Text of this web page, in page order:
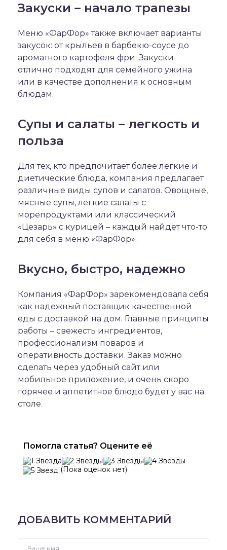
Закуски – начало трапезы
Меню «ФарФор» также включает варианты
закусок: от крыльев в барбекю-соусе до
ароматного картофеля фри. Закуски
отлично подходят для семейного ужина
или в качестве дополнения к основным
блюдам.
Супы и салаты – легкость и
польза
Для тех, кто предпочитает более легкие и
диетические блюда, компания предлагает
различные виды супов и салатов. Овощные,
мясные супы, легкие салаты с
морепродуктами или классический
«Цезарь» с курицей – каждый найдет что-то
для себя в меню «ФарФор».
Вкусно, быстро, надежно
Компания «ФарФор» зарекомендовала себя
как надежный поставщик качественной
еды с доставкой на дом. Главные принципы
работы – свежесть ингредиентов,
профессионализм поваров и
оперативность доставки. Заказ можно
сделать через удобный сайт или
мобильное приложение, и очень скоро
горячее и аппетитное блюдо будет у вас на
столе.
Помогла статья? Оцените её
(Пока оценок нет)
ДОБАВИТЬ КОММЕНТАРИЙ